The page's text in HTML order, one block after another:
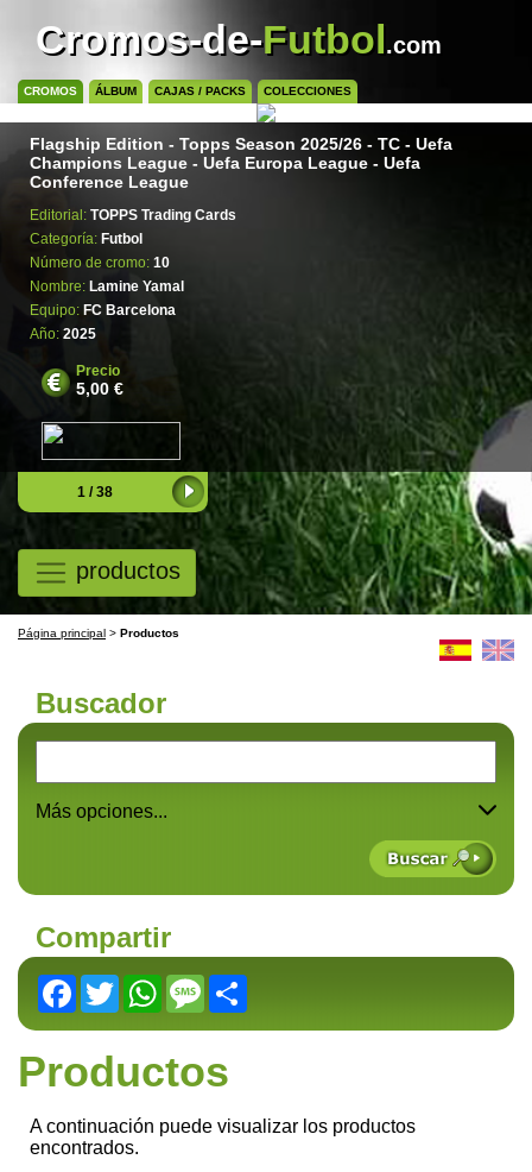
Cromos-de-Futbol.com
CROMOS ÁLBUM CAJAS / PACKS COLECCIONES
Flagship Edition - Topps Season 2025/26 - TC - Uefa
Champions League - Uefa Europa League - Uefa
Conference League
Editorial: TOPPS Trading Cards
Categoría: Futbol
Número de cromo: 10
Nombre: Lamine Yamal
Equipo: FC Barcelona
Año: 2025
Precio
5,00 €
1 / 38
productos
Página principal > Productos
Buscador
Más opciones...
Compartir
Facebook
TwitterWhatsApp
Message
Productos
A continuación puede visualizar los productos
encontrados.